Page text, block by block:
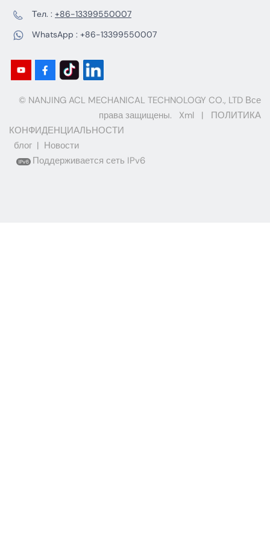
Тел. : +86-13399550007
WhatsApp : +86-13399550007
© NANJING ACL MECHANICAL TECHNOLOGY CO., LTD Все
права защищены.
Xml |
ПОЛИТИКА
КОНФИДЕНЦИАЛЬНОСТИ
блог | Новости
Поддерживается сеть IPv6